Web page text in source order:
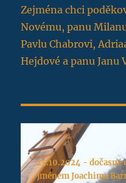
Zejména chci
Novému, panu
Pavlu Chabrovi,
Hejdové a panu Janu
25.10.2024 - dočasné
jménem Joachima